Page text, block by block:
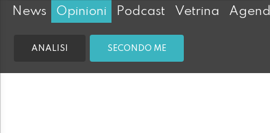
News Opinioni Podcast Vetrina
ANALISI SECONDO ME